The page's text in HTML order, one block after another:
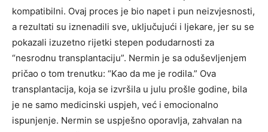
kompatibilni. Ovaj proces je bio napet i pun neizvjesnosti,
a rezultati su iznenadili sve, uključujući i ljekare, jer su se
pokazali izuzetno rijetki stepen podudarnosti za
“nesrodnu transplantaciju”. Nermin je sa oduševljenjem
pričao o tom trenutku: “Kao da me je rodila.” Ova
transplantacija, koja se izvršila u julu prošle godine, bila
je ne samo medicinski uspjeh, već i emocionalno
ispunjenje. Nermin se uspješno oporavlja, zahvalan na